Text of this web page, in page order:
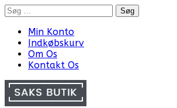
Skip
to
content
Søg
efter:
Min Konto
Indkøbskurv
Om Os
Kontakt Os